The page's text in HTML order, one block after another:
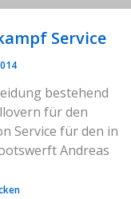
Service
bestehend
für den
Service für den in
Andreas